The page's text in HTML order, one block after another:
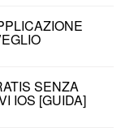
SENZA
IOS [GUIDA]